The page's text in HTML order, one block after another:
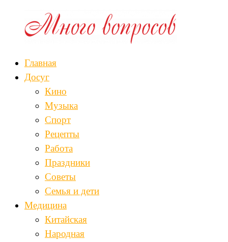
Главная
Досуг
Кино
Музыка
Спорт
Рецепты
Работа
Праздники
Советы
Семья и дети
Медицина
Китайская
Народная